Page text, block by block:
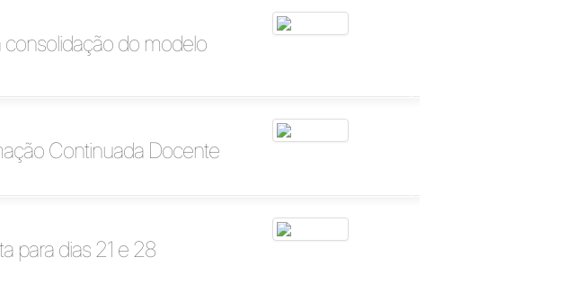
do modelo
Continuada Docente
para dias 21 e 28